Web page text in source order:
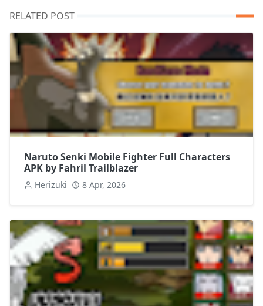
RELATED POST
Naruto Senki Mobile Fighter Full Characters
APK by Fahril Trailblazer
Herizuki 8 Apr, 2026